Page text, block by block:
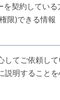
を契約している
限)できる情報
してご依頼し
説明すること